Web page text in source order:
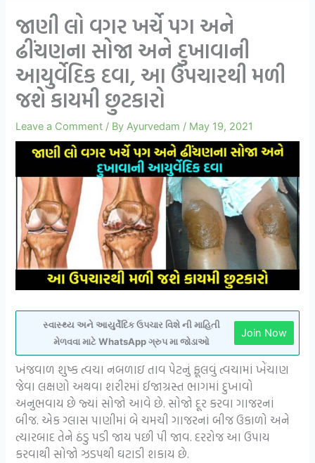
જાણી લો વગર ખર્ચે પગ અને
ઢીંચણના સોજા અને દુખાવાની
આયુર્વેદિક દવા, આ ઉપચારથી મળી
જશે કાયમી છુટકારો
Leave a Comment / ByAyurvedam / May 19, 2021
સ્વાસ્થ્ય અને આયુર્વેદિક ઉપચાર વિશે ની માહિતી
મેળવવા માટે WhatsApp ગ્રુપ મા જોડાઓ
Join Now
ખંજવાળ શુષ્ક ત્વચા નબળાઇ તાવ પેટનું ફૂલવું ત્વચામાં ખેંચાણ
જેવા લક્ષણો અથવા શરીરમાં ઈજાગ્રસ્ત ભાગમાં દુખાવો
અનુભવાય છે જ્યાં સોજો આવે છે. સોજો દૂર કરવા ગાજરનાં
બીજ. એક ગ્લાસ પાણીમાં બે ચમચી ગાજરનાં બીજ ઉકાળો અને
ત્યારબાદ તેને ઠંડુ પડી જાય પછી પી જાવ. દરરોજ આ ઉપાય
કરવાથી સોજો ઝડપથી ઘટાડી શકાય છે.